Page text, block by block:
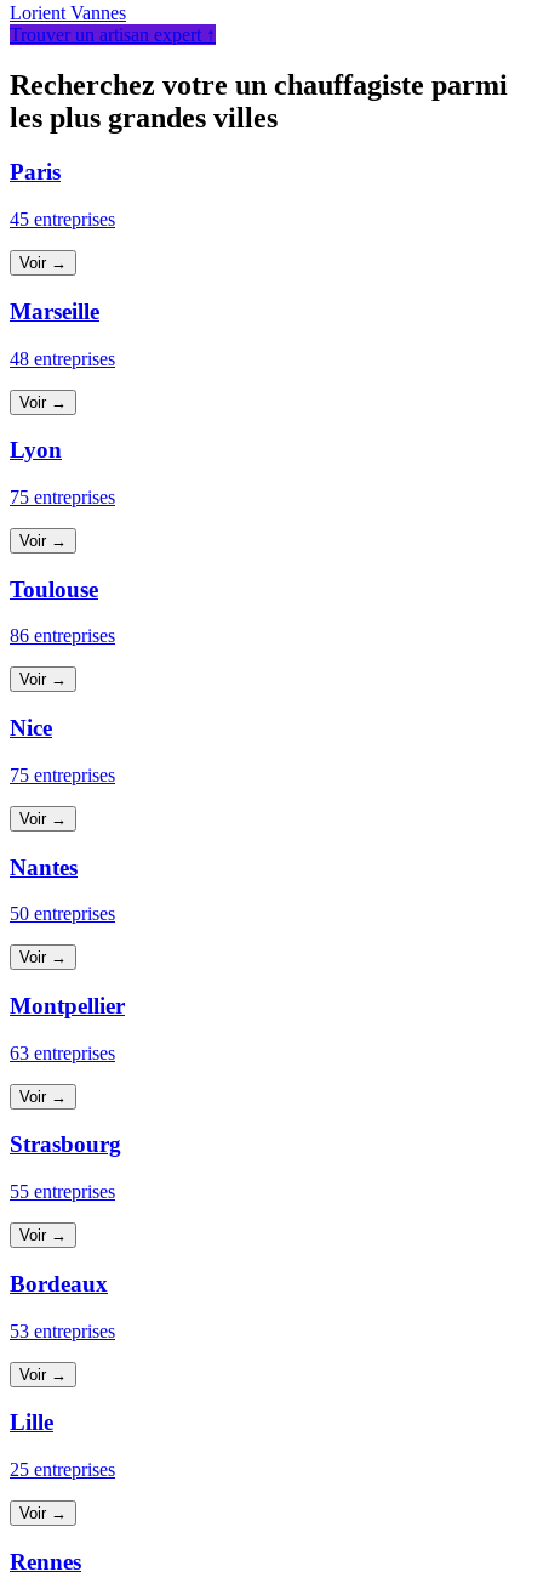
Lorient Vannes
Trouver un artisan expert ↑
Recherchez votre un chauffagiste parmi
les plus grandes villes
Paris
45 entreprises
Voir →
Marseille
48 entreprises
Voir →
Lyon
75 entreprises
Voir →
Toulouse
86 entreprises
Voir →
Nice
75 entreprises
Voir →
Nantes
50 entreprises
Voir →
Montpellier
63 entreprises
Voir →
Strasbourg
55 entreprises
Voir →
Bordeaux
53 entreprises
Voir →
Lille
25 entreprises
Voir →
Rennes